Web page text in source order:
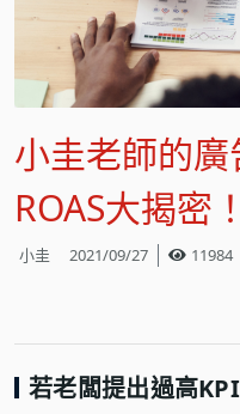
小圭老師的廣
ROAS大揭密
小圭 2021/09/27 11984
若老闆提出過高